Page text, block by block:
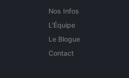
Nos Infos
L'Équipe
Le Blogue
Contact